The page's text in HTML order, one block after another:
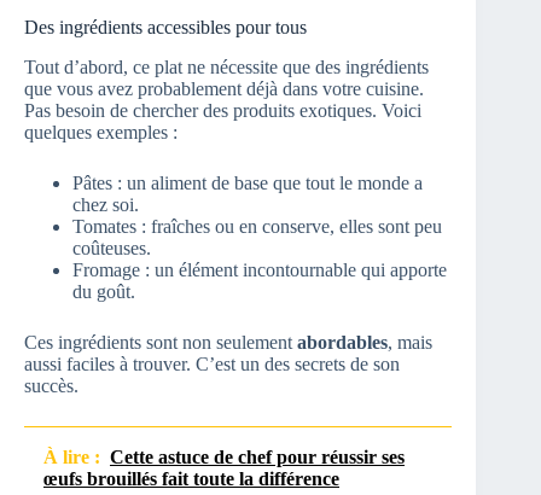
Des ingrédients accessibles pour tous
Tout d’abord, ce plat ne nécessite que des ingrédients
que vous avez probablement déjà dans votre cuisine.
Pas besoin de chercher des produits exotiques. Voici
quelques exemples :
Pâtes : un aliment de base que tout le monde a
chez soi.
Tomates : fraîches ou en conserve, elles sont peu
coûteuses.
Fromage : un élément incontournable qui apporte
du goût.
Ces ingrédients sont non seulement abordables, mais
aussi faciles à trouver. C’est un des secrets de son
succès.
À lire : Cette astuce de chef pour réussir ses
œufs brouillés fait toute la différence